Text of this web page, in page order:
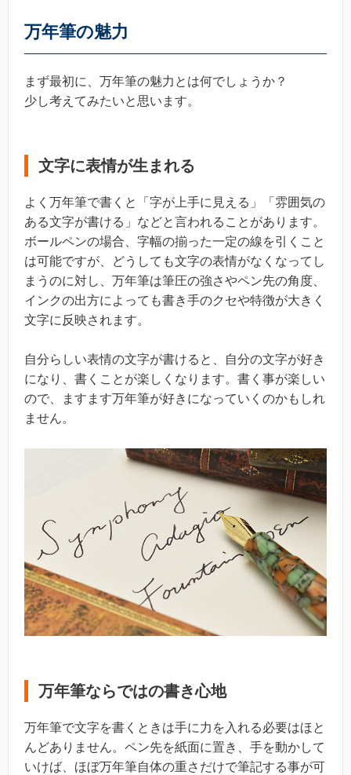
万年筆の魅力
まず最初に、万年筆の魅力とは何でしょうか？
少し考えてみたいと思います。
文字に表情が生まれる
よく万年筆で書くと「字が上手に見える」「雰囲気の
ある文字が書ける」などと言われることがあります。
ボールペンの場合、字幅の揃った一定の線を引くこと
は可能ですが、どうしても文字の表情がなくなってし
まうのに対し、万年筆は筆圧の強さやペン先の角度、
インクの出方によっても書き手のクセや特徴が大きく
文字に反映されます。
自分らしい表情の文字が書けると、自分の文字が好き
になり、書くことが楽しくなります。書く事が楽しい
ので、ますます万年筆が好きになっていくのかもしれ
ません。
万年筆ならではの書き心地
万年筆で文字を書くときは手に力を入れる必要はほと
んどありません。ペン先を紙面に置き、手を動かして
いけば、ほぼ万年筆自体の重さだけで筆記する事が可